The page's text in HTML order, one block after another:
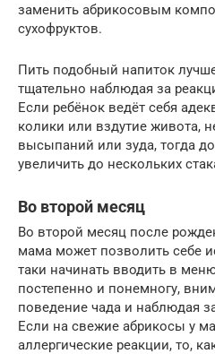
заменить абрикосовым
сухофруктов.
Пить подобный напиток
тщательно наблюдая за
Если ребёнок ведёт себя
колики или вздутие живота,
высыпаний или зуда, тогда
увеличить до нескольких
Во второй месяц
Во второй месяц после
мама может позволить себе
таки начинать вводить в
постепенно и понемногу,
поведение чада и наблюдая
Если на свежие абрикосы у
аллергические реакции, то,